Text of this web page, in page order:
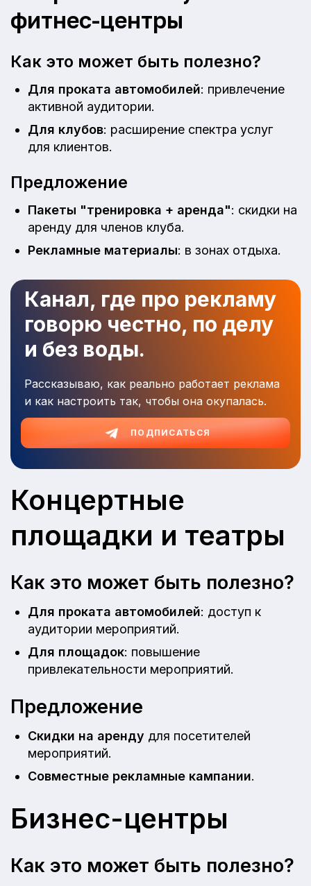
фитнес-центры
Как это может быть полезно?
Для проката автомобилей: привлечение
активной аудитории.
Для клубов: расширение спектра услуг
для клиентов.
Предложение
Пакеты "тренировка + аренда": скидки на
аренду для членов клуба.
Рекламные материалы: в зонах отдыха.
Канал, где про рекламу
говорю честно, по делу
и без воды.
Рассказываю, как реально работает реклама
и как настроить так, чтобы она окупалась.
ПОДПИСАТЬСЯ
Концертные
площадки и театры
Как это может быть полезно?
Для проката автомобилей: доступ к
аудитории мероприятий.
Для площадок: повышение
привлекательности мероприятий.
Предложение
Скидки на аренду для посетителей
мероприятий.
Совместные рекламные кампании.
Бизнес-центры
Как это может быть полезно?